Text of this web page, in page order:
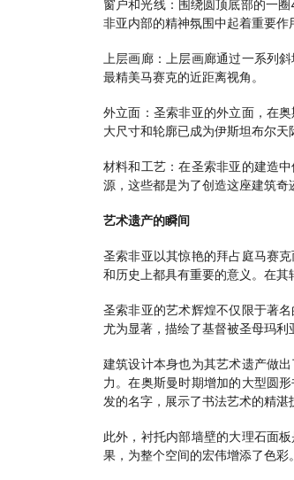
窗户和光线：围绕圆顶底部的一
非亚内部的精神氛围中起着重要作
上层画廊：上层画廊通过一系列
最精美马赛克的近距离视角。
外立面：圣索非亚的外立面，在
大尺寸和轮廓已成为伊斯坦布尔天
材料和工艺：在圣索非亚的建造
源，这些都是为了创造这座建筑奇
艺术遗产的瞬间
圣索非亚以其惊艳的拜占庭马赛
和历史上都具有重要的意义。在其
圣索非亚的艺术辉煌不仅限于著
尤为显著，描绘了基督被圣母玛利
建筑设计本身也为其艺术遗产做
力。在奥斯曼时期增加的大型圆
发的名字，展示了书法艺术的精湛
此外，衬托内部墙壁的大理石面
果，为整个空间的宏伟增添了色彩。